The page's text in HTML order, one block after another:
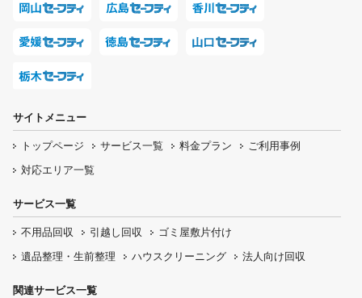
サイトメニュー
トップページ サービス一覧 料金プラン
ご利用事例
対応エリア一覧
サービス一覧
不用品回収 引越し回収
ゴミ屋敷片付け
遺品整理・生前整理
ハウスクリーニング 法人向け回収
関連サービス一覧